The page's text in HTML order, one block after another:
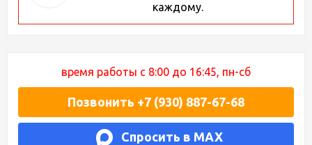
каждому.
время работы с 8:00 до 16:45, пн-сб
Позвонить +7 (930) 887-67-68
Спросить в MAX